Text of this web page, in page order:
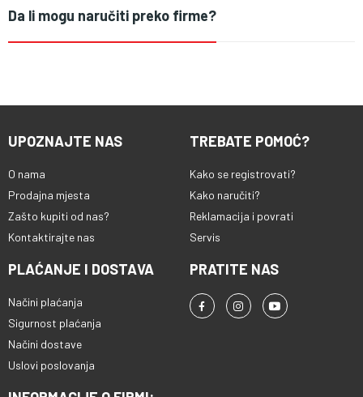
Da li mogu naručiti preko firme?
UPOZNAJTE NAS
O nama
Prodajna mjesta
Zašto kupiti od nas?
Kontaktirajte nas
TREBATE POMOĆ?
Kako se registrovati?
Kako naručiti?
Reklamacija i povrati
Servis
PLAĆANJE I DOSTAVA
Načini plaćanja
Sigurnost plaćanja
Načini dostave
Uslovi poslovanja
PRATITE NAS